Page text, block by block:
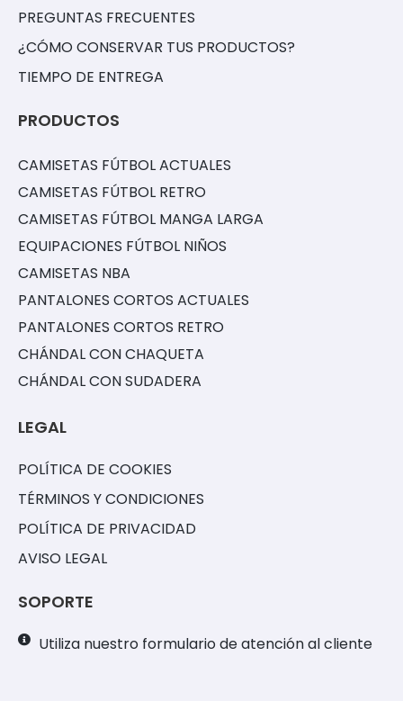
PREGUNTAS FRECUENTES
¿CÓMO CONSERVAR TUS PRODUCTOS?
TIEMPO DE ENTREGA
PRODUCTOS
CAMISETAS FÚTBOL ACTUALES
CAMISETAS FÚTBOL RETRO
CAMISETAS FÚTBOL MANGA LARGA
EQUIPACIONES FÚTBOL NIÑOS
CAMISETAS NBA
PANTALONES CORTOS ACTUALES
PANTALONES CORTOS RETRO
CHÁNDAL CON CHAQUETA
CHÁNDAL CON SUDADERA
LEGAL
POLÍTICA DE COOKIES
TÉRMINOS Y CONDICIONES
POLÍTICA DE PRIVACIDAD
AVISO LEGAL
SOPORTE
Utiliza nuestro formulario de atención al cliente